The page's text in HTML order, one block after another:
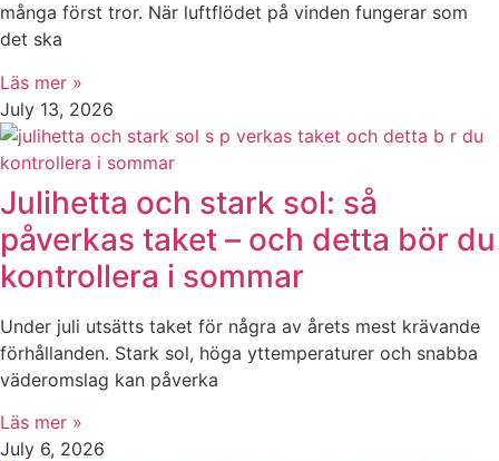
många först tror. När luftflödet på vinden fungerar som
det ska
Läs mer »
July 13, 2026
Julihetta och stark sol: så
påverkas taket – och detta bör du
kontrollera i sommar
Under juli utsätts taket för några av årets mest krävande
förhållanden. Stark sol, höga yttemperaturer och snabba
väderomslag kan påverka
Läs mer »
July 6, 2026